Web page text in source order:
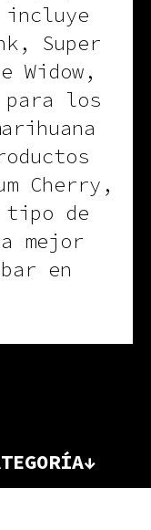
incluye
Super
Widow,
para los
Cherry,
tipo de
mejor
en